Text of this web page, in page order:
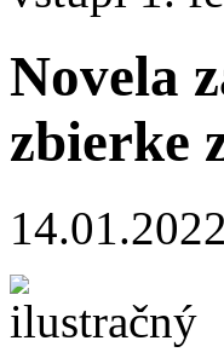
Novela
zbierke
14.01.2022